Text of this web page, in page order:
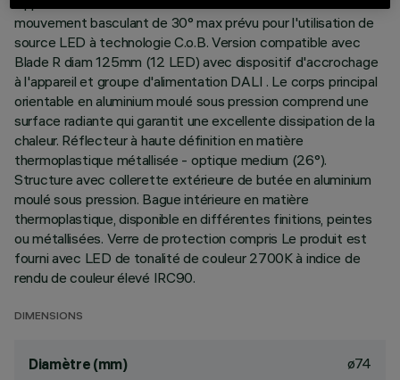
mouvement basculant de 30° max prévu pour l'utilisation de
source LED à technologie C.o.B. Version compatible avec
Blade R diam 125mm (12 LED) avec dispositif d'accrochage
à l'appareil et groupe d'alimentation DALI . Le corps principal
orientable en aluminium moulé sous pression comprend une
surface radiante qui garantit une excellente dissipation de la
chaleur. Réflecteur à haute définition en matière
thermoplastique métallisée - optique medium (26°).
Structure avec collerette extérieure de butée en aluminium
moulé sous pression. Bague intérieure en matière
thermoplastique, disponible en différentes finitions, peintes
ou métallisées. Verre de protection compris Le produit est
fourni avec LED de tonalité de couleur 2700K à indice de
rendu de couleur élevé IRC90.
DIMENSIONS
Diamètre (mm) ø74